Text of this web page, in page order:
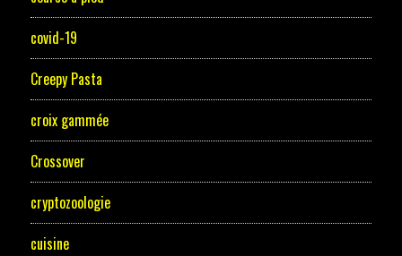
covid-19
Creepy Pasta
croix gammée
Crossover
cryptozoologie
cuisine